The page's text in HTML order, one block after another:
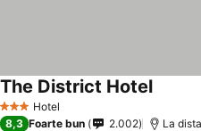
3 SteleHotel
The District Hotel
8,3 Foarte bun 2.002 La